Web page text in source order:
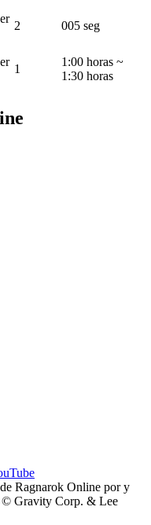
2 005 seg
1
1:00 horas ~
1:30 horas
Ragnarok Online por y
© Gravity Corp. & Lee